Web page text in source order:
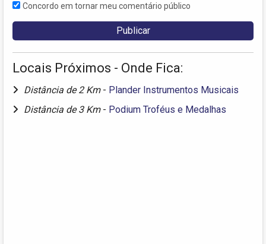
Concordo em tornar meu comentário público
Locais Próximos - Onde Fica:
Distância de 2 Km - Plander Instrumentos Musicais
Distância de 3 Km - Podium Troféus e Medalhas